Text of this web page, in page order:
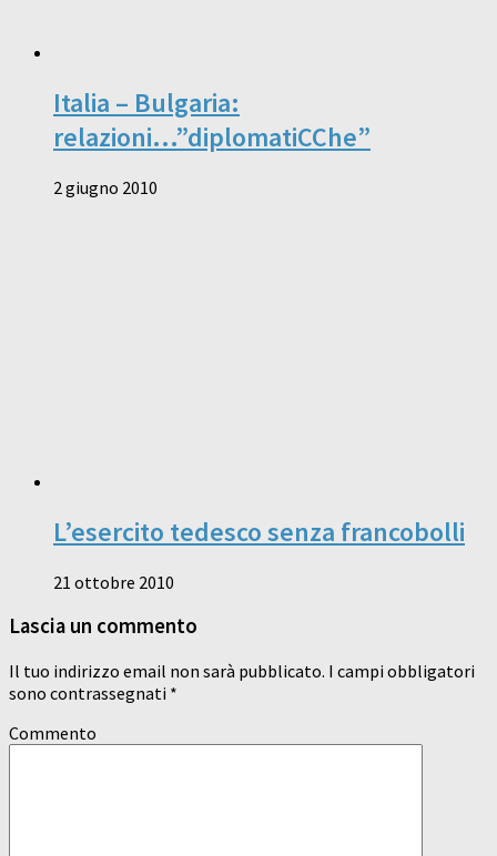
Italia – Bulgaria:
relazioni…”diplomatiCChe”
2 giugno 2010
L’esercito tedesco senza francobolli
21 ottobre 2010
Lascia un commento
Il tuo indirizzo email non sarà pubblicato. I campi obbligatori
sono contrassegnati *
Commento